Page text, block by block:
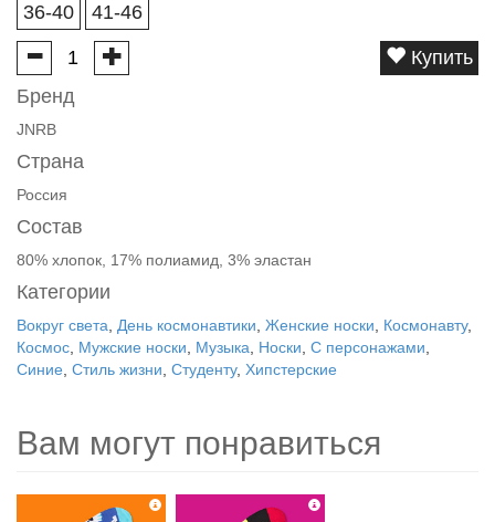
36-40
41-46
Купить
Бренд
JNRB
Страна
Россия
Состав
80% хлопок, 17% полиамид, 3% эластан
Категории
Вокруг света День космонавтики Женские носки Космонавту,
Космос Мужские носки Музыка Носки С персонажами
Синие Стиль жизни Студенту, Хипстерские
Вам могут понравиться